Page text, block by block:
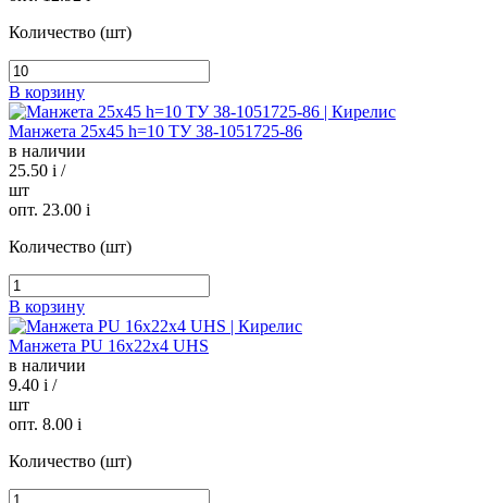
Количество (шт)
В корзину
Манжета 25х45 h=10 ТУ 38-1051725-86
в наличии
25.50 i /
шт
опт. 23.00 i
Количество (шт)
В корзину
Манжета PU 16х22х4 UHS
в наличии
9.40 i /
шт
опт. 8.00 i
Количество (шт)